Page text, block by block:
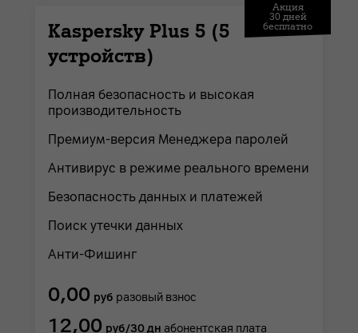
Акция
30 дней
бесплатно
Kaspersky Plus 5 (5
устройств)
Полная безопасность и высокая
производительность
Премиум-версия Менеджера паролей
Антивирус в режиме реального времени
Безопасность данных и платежей
Поиск утечки данных
Анти-Фишинг
0,00 руб разовый взнос
12,00 руб/30 дн абонентская плата